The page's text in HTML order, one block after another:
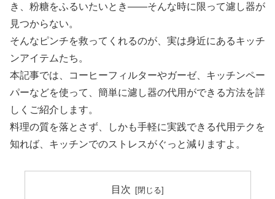
き、粉糖をふるいたいとき――そんな時に限って濾し器が
見つからない。
そんなピンチを救ってくれるのが、実は身近にあるキッチ
ンアイテムたち。
本記事では、コーヒーフィルターやガーゼ、キッチンペー
パーなどを使って、簡単に濾し器の代用ができる方法を詳
しくご紹介します。
料理の質を落とさず、しかも手軽に実践できる代用テクを
知れば、キッチンでのストレスがぐっと減りますよ。
目次